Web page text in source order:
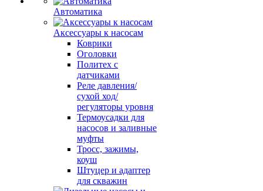
Автоматика
Аксессуары к насосам
Коврики
Оголовки
Политех с
датчиками
Реле давления/
сухой ход/
регуляторы уровня
Термоусадки для
насосов и заливные
муфты
Тросс, зажимы,
коуш
Штуцер и адаптер
для скважин